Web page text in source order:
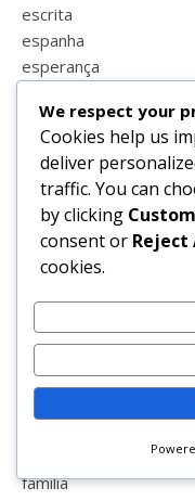
escrita
espanha
esperança
estilo
estrias
estudar
estudo em casa
eucerin
euro 2016
europrice
eurovisão
exames
exceedyourself
exercicio
família
We respect your
Cookies help us
deliver
traffic. You can
by clicking
consent or Reject
cookies.